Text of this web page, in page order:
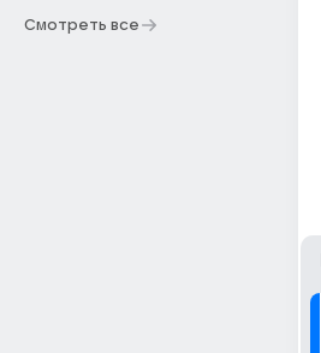
Смотреть все